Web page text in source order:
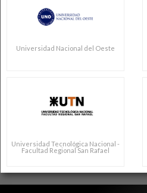
Universidad Nacional del Oeste
Universidad Tecnológica Nacional -
Facultad Regional San Rafael